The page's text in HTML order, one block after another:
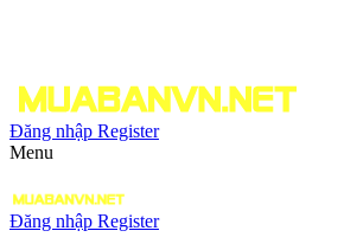
Đăng nhập Register
Menu
Đăng nhập Register